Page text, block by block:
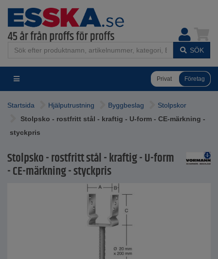
SÖK
Privat Företag
Startsida Hjälputrustning Byggbeslag
Stolpskor
Stolpsko - rostfritt stål - kraftig - U-form - CE-märkning -
styckpris
Stolpsko - rostfritt stål - kraftig - U-form
- CE-märkning - styckpris